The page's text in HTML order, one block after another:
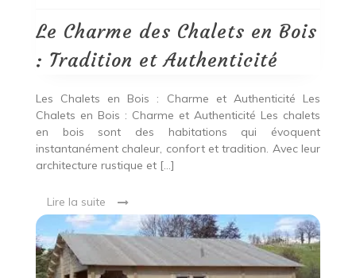
Bois
Tradition
et
Le Charme des Chalets en Bois
: Tradition et Authenticité
Les Chalets en Bois : Charme et Authenticité Les
Chalets en Bois : Charme et Authenticité Les chalets
en bois sont des habitations qui évoquent
instantanément chaleur, confort et tradition. Avec leur
architecture rustique et […]
Lire la suite